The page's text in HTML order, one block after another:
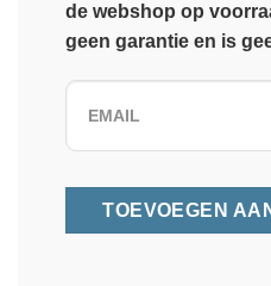
de webshop op
geen garantie en is